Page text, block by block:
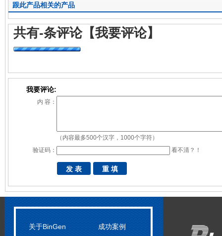
跟此产品相关的产品
共有-条评论【我要评论】
我要评论:
内 容：
（内容最多500个汉字，1000个字符）
验证码：
看不清？！
关于BinGen 成功案例